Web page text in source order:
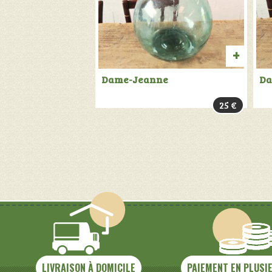
PANIER
Dame-Jeanne
25 €
LIVRAISON À DOMICILE PAIEMENT EN